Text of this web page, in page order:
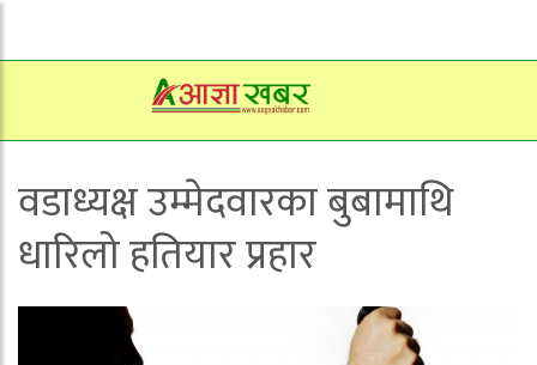
वडाध्यक्ष उम्मेदवारका बुबामाथि
धारिलो हतियार प्रहार